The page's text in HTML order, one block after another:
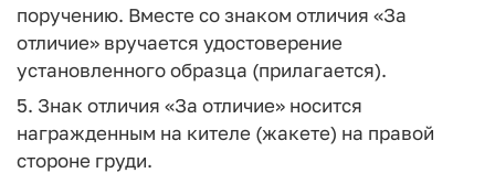
поручению. Вместе со знаком отличия «За
отличие» вручается удостоверение
установленного образца (прилагается).
5. Знак отличия «За отличие» носится
награжденным на кителе (жакете) на правой
стороне груди.